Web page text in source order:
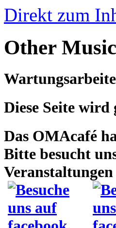
Direkt zum
Other
Diese Seite wird
Das OMAcafé
Bitte besucht